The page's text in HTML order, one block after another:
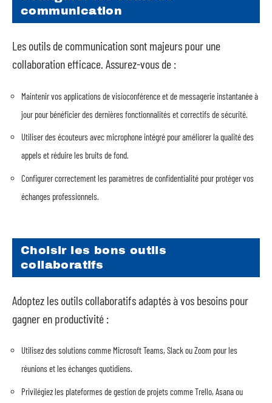
communication
Les outils de communication sont majeurs pour une
collaboration efficace. Assurez-vous de :
Maintenir vos applications de visioconférence et de messagerie instantanée à
jour pour bénéficier des dernières fonctionnalités et correctifs de sécurité.
Utiliser des écouteurs avec microphone intégré pour améliorer la qualité des
appels et réduire les bruits de fond.
Configurer correctement les paramètres de confidentialité pour protéger vos
échanges professionnels.
Choisir les bons outils
collaboratifs
Adoptez les outils collaboratifs adaptés à vos besoins pour
gagner en productivité :
Utilisez des solutions comme Microsoft Teams, Slack ou Zoom pour les
réunions et les échanges quotidiens.
Privilégiez les plateformes de gestion de projets comme Trello, Asana ou